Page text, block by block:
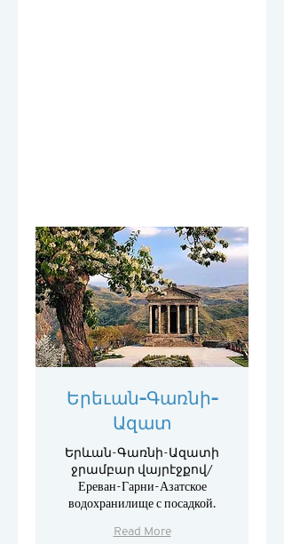
Երեւան-Գառնի-
Ազատ
Երևան-Գառնի-Ազատի
ջրամբար վայրէջքով/
Ереван-Гарни-Азатское
водохранилище с посадкой.
Read More